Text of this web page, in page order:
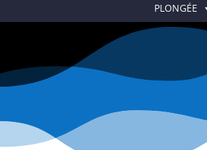
PLONGÉE